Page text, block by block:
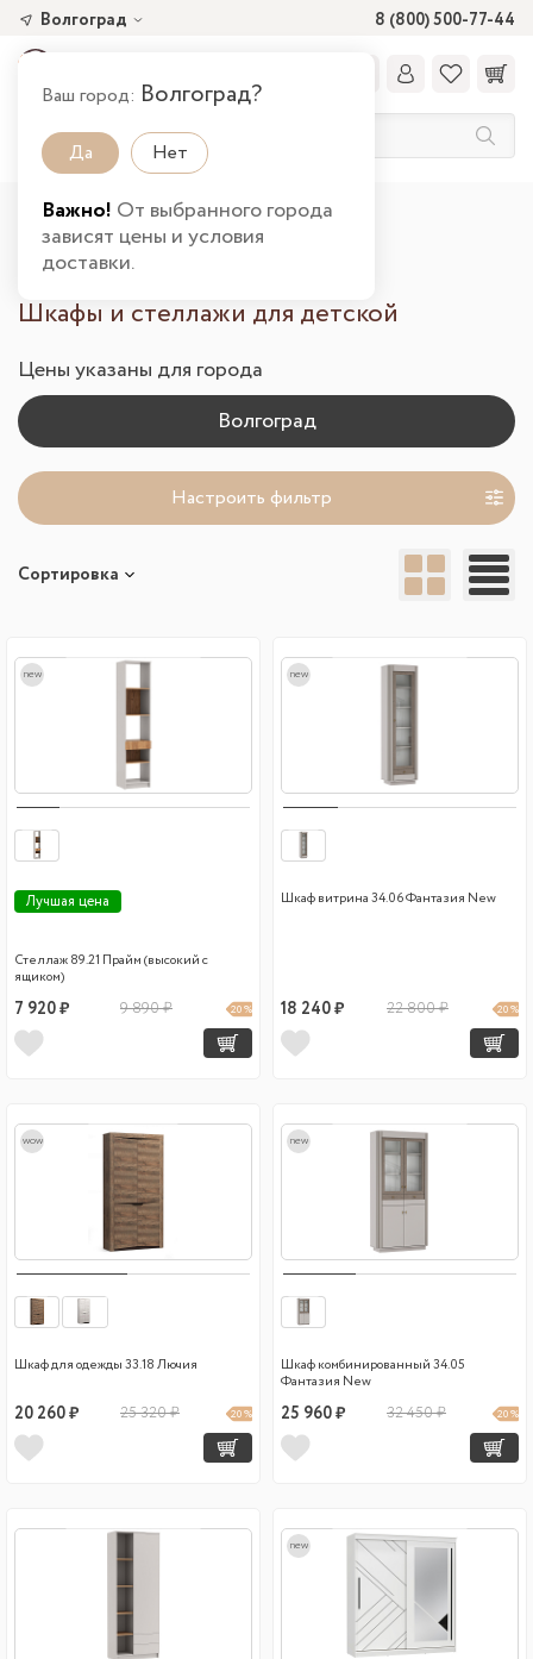
8 (800) 500-77-44
Волгоград
Ваш город: Волгоград?
Да Нет
Важно! От выбранного города
зависят цены и условия
доставки.
Главная Каталог товаров
Детская
Шкафы и стеллажи в Волгограде
Шкафы и стеллажи для детской
Цены указаны для города
Настроить фильтр
Сортировка
new
Лучшая цена
Стеллаж 89.21 Прайм (высокий с
ящиком)
7 920 ₽ 9 890 ₽ 20 %
new
Шкаф витрина 34.06 Фантазия New
18 240 ₽ 22 800 ₽ 20 %
wow
Шкаф для одежды 33.18 Лючия
20 260 ₽ 25 320 ₽ 20 %
new
Шкаф комбинированный 34.05
Фантазия New
25 960 ₽ 32 450 ₽ 20 %
new